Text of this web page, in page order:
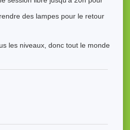
des lampes pour le retour
les niveaux, donc tout le monde